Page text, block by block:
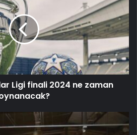
Ligi finali 2024 ne zaman